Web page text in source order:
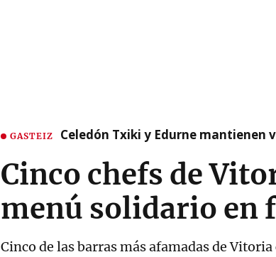
GASTEIZ Celedón Txiki y Edurne mantienen
Cinco chefs de
menú solidario en
Cinco de las barras más afamadas de